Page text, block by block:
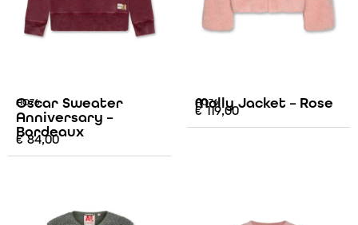
AO76
Oscar Sweater
Anniversary –
Bordeaux
€84,00
AO76
Molly Jacket – Rose
€119,00